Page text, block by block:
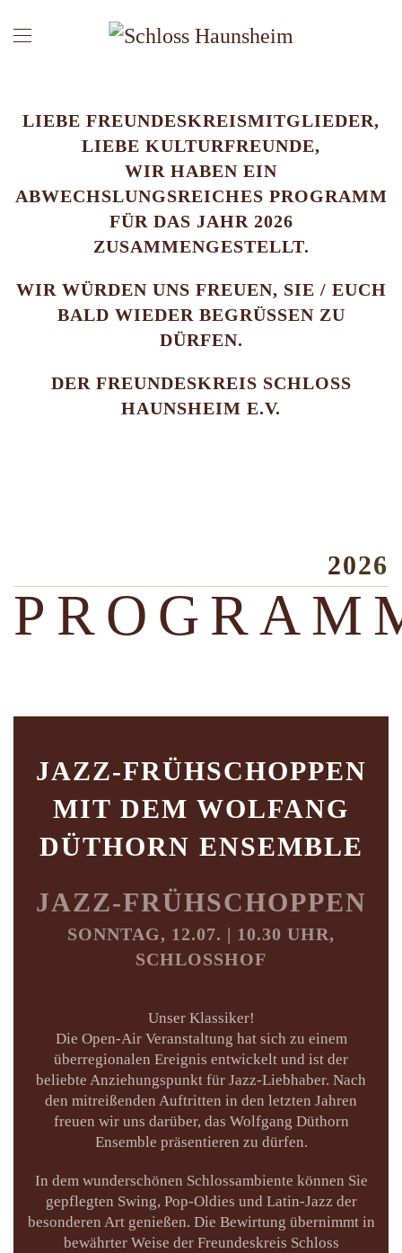
LIEBE FREUNDESKREISMITGLIEDER,
LIEBE KULTURFREUNDE,
WIR HABEN EIN
ABWECHSLUNGSREICHES PROGRAMM
FÜR DAS JAHR 2026
ZUSAMMENGESTELLT.
WIR WÜRDEN UNS FREUEN, SIE / EUCH
BALD WIEDER BEGRÜSSEN ZU D
ÜRFEN.
DER FREUNDESKREIS SCHLOSS
HAUNSHEIM E.V.
2026
JAZZ-FRÜHSCHOPPEN
MIT DEM WOLFANG
DÜTHORN ENSEMBLE
JAZZ-FRÜHSCHOPPEN
SONNTAG, 12.07. | 10.30 UHR,
SCHLOSSHOF
Unser Klassiker!
Die Open-Air Veranstaltung hat sich zu einem
überregionalen Ereignis entwickelt und ist der
beliebte Anziehungspunkt für Jazz-Liebhaber. Nach
den mitreißenden Auftritten in den letzten Jahren
freuen wir uns darüber, das Wolfgang Düthorn
Ensemble präsentieren zu dürfen.
In dem wunderschönen Schlossambiente können Sie
gepflegten Swing, Pop-Oldies und Latin-Jazz der
besonderen Art genießen. Die Bewirtung übernimmt in
bewährter Weise der Freundeskreis Schloss